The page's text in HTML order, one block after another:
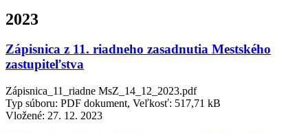
2023
Zápisnica z 11. riadneho zasadnutia Mestského
zastupiteľstva
Zápisnica_11_riadne MsZ_14_12_2023.pdf
Typ súboru: PDF dokument, Veľkosť: 517,71 kB
Vložené: 27. 12. 2023